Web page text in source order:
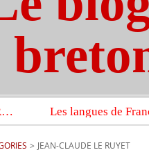
Un colloque inédit du CRBC sur les victimes de l’année 1944
> JEAN-CLAUDE LE RUYET